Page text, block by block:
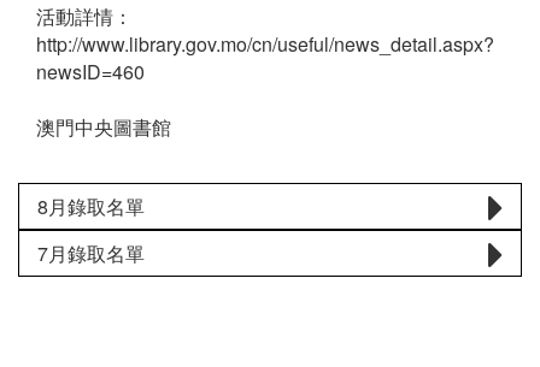
活動詳情：
http://www.library.gov.mo/cn/useful/news_detail.aspx?
newsID=460
澳門中央圖書館
8月錄取名單
7月錄取名單